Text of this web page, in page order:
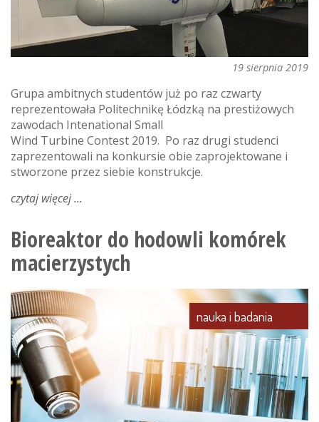
19 sierpnia 2019
Grupa ambitnych studentów już po raz czwarty
reprezentowała Politechnikę Łódzką na prestiżowych
zawodach Intenational Small
Wind Turbine Contest 2019. Po raz drugi studenci
zaprezentowali na konkursie obie zaprojektowane i
stworzone przez siebie konstrukcje.
czytaj więcejo
w
turbinie
wiatrowej
studentów
pł
Bioreaktor do hodowli komórek
macierzystych
nauka i badania